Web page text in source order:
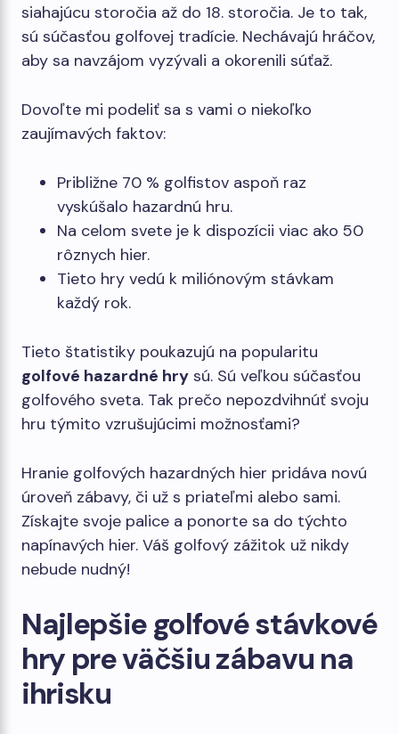
siahajúcu storočia až do 18. storočia. Je to tak,
sú súčasťou golfovej tradície. Nechávajú hráčov,
aby sa navzájom vyzývali a okorenili súťaž.
Dovoľte mi podeliť sa s vami o niekoľko
zaujímavých faktov:
Približne 70 % golfistov aspoň raz
vyskúšalo hazardnú hru.
Na celom svete je k dispozícii viac ako 50
rôznych hier.
Tieto hry vedú k miliónovým stávkam
každý rok.
Tieto štatistiky poukazujú na popularitu
golfové hazardné hry sú. Sú veľkou súčasťou
golfového sveta. Tak prečo nepozdvihnúť svoju
hru týmito vzrušujúcimi možnosťami?
Hranie golfových hazardných hier pridáva novú
úroveň zábavy, či už s priateľmi alebo sami.
Získajte svoje palice a ponorte sa do týchto
napínavých hier. Váš golfový zážitok už nikdy
nebude nudný!
Najlepšie golfové stávkové
hry pre väčšiu zábavu na
ihrisku